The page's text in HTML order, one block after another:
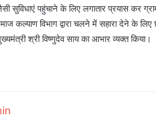
सुविधाएं पहुंचाने के लिए लगातार प्रयास कर
कल्याण विभाग द्वारा चलने में सहारा देने के
श्री विष्णुदेव साय का आभार व्यक्त किया।